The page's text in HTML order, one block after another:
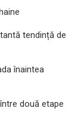
tendință de
înaintea
două etape